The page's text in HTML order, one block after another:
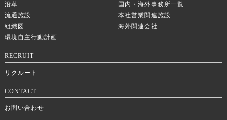
沿革
国内・海外事務所一覧
流通施設
本社営業関連施設
組織図
海外関連会社
環境自主行動計画
RECRUIT
リクルート
CONTACT
お問い合わせ